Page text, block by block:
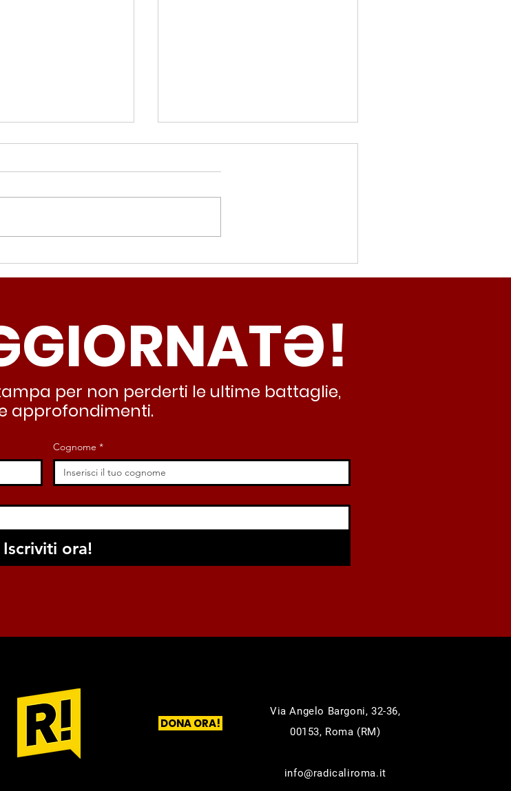
Colucci
Roma): “La
servizi e
Termovalorizzatore,
Colucci (Radicali Roma):
lasciando al caos e
all’abusivismo”
per non perderti le ultime battaglie,
approfondimenti.
Cognome *
Iscriviti ora!
DONA ORA!
Via Angelo Bargoni, 32-36,
00153, Roma (RM)
info@radicaliroma.it